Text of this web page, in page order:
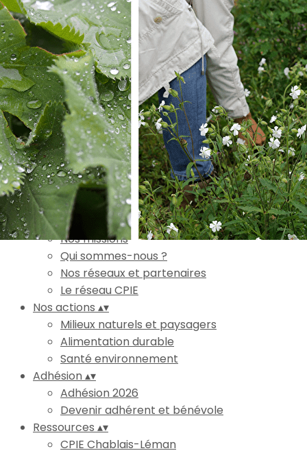
Exporter les lignes sélectionnées
Exporter toutes les colonnes
Exporter uniquement les colonnes affichées
Menu
Ajoutez un logo, un bouton, des réseaux sociaux
Cliquez pour éditer
Accueil▴
L'association
▴▾
Nos missions
Qui sommes-nous ?
Nos réseaux et partenaires
Le réseau CPIE
Nos actions ▴▾
Milieux naturels et paysagers
Alimentation durable
Santé environnement
Adhésion▴▾
Adhésion 2026
Devenir adhérent et bénévole
Ressources ▴▾
CPIE Chablais-Léman